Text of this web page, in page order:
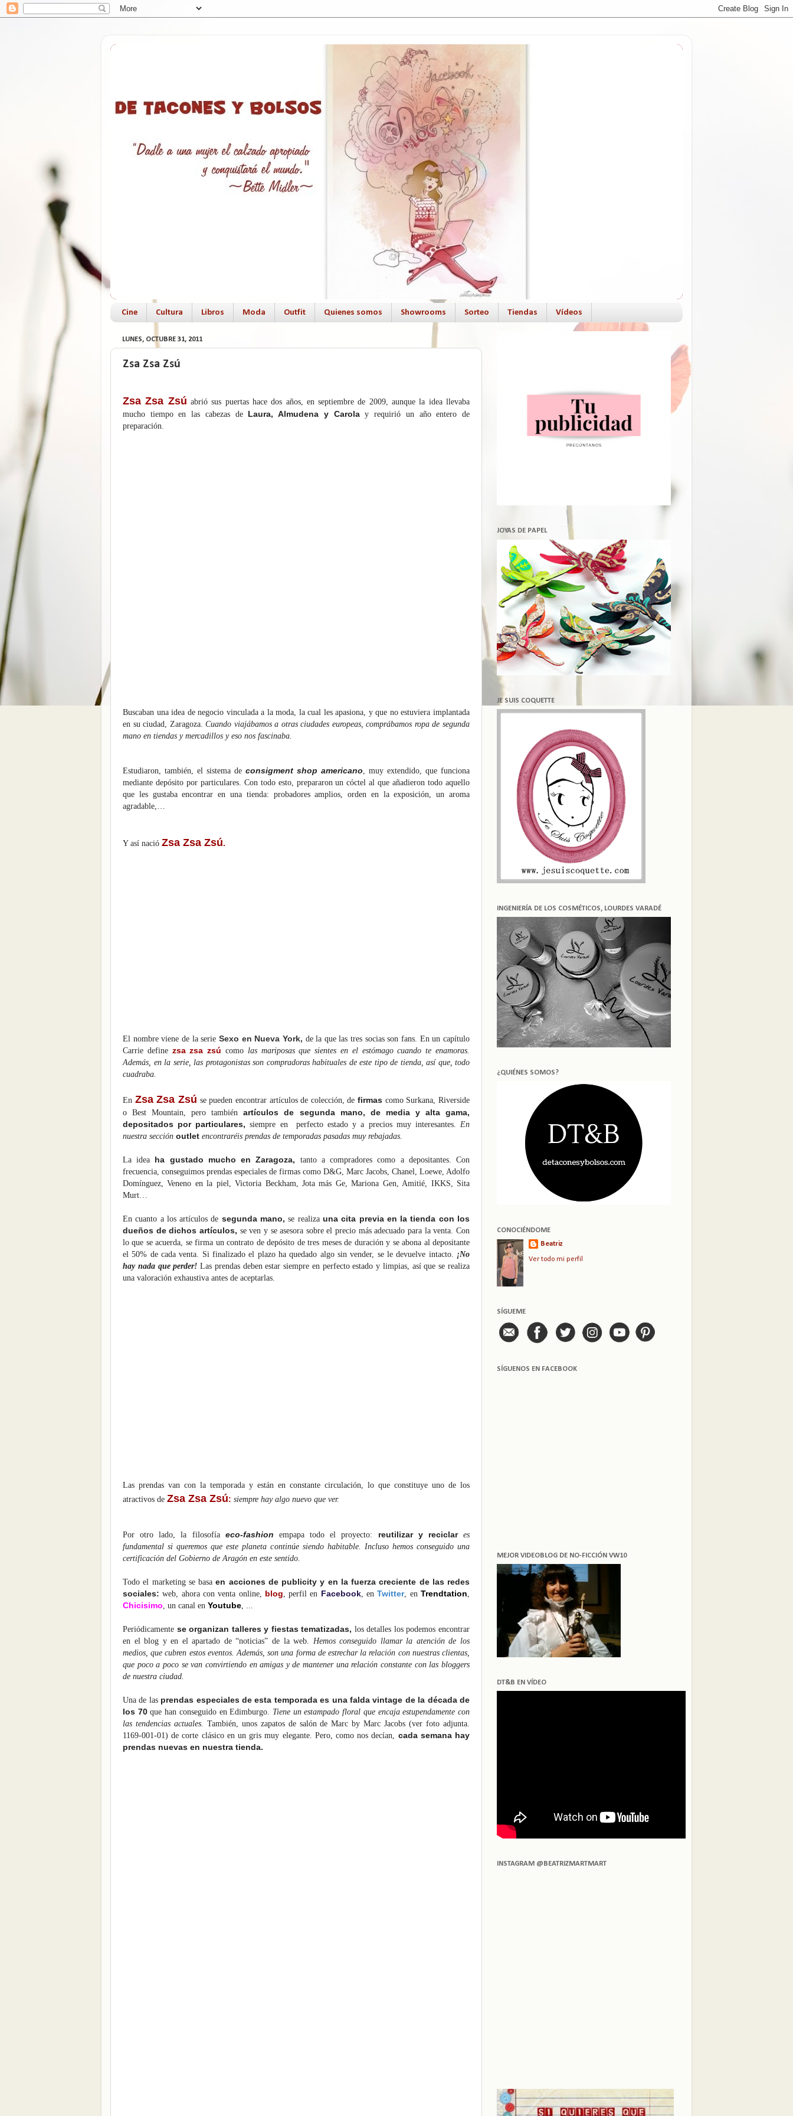
Cine Cultura Libros Moda Outfit Quienes somos Showrooms Sorteo Tiendas Vídeos
LUNES, OCTUBRE 31, 2011
Zsa Zsa Zsú
Zsa Zsa Zsú abrió sus puertas hace dos años, en septiembre de 2009, aunque la idea llevaba
mucho tiempo en las cabezas de Laura, Almudena y Carolay requirió un año entero de
preparación.
Buscaban una idea de negocio vinculada a la moda, la cual les apasiona, y que no estuviera implantada
en su ciudad, Zaragoza.Cuando viajábamos a otras ciudades europeas, comprábamos ropa de segunda
mano en tiendas y mercadillos y eso nos fascinaba.
Estudiaron, también, el sistema de consigment shop americano , muy extendido, que funciona
mediante depósito por particulares. Con todo esto, prepararon un cóctel al que añadieron todo aquello
que les gustaba encontrar en una tienda: probadores amplios, orden en la exposición, un aroma
agradable,…
Y así nació Zsa Zsa Zsú.
El nombre viene de la serie Sexo en Nueva York, de la que las tres socias son fans. En un capítulo
Carrie define zsa zsa zsú como las mariposas que sientes en el estómago cuando te enamoras.
Además, en la serie, las protagonistas son compradoras habituales de este tipo de tienda, así que, todo
cuadraba.
En Zsa Zsa Zsú se pueden encontrar artículos de colección, defirmas como Surkana, Riverside
o Best Mountain, pero también
artículos de segunda mano, de media y alta gama,
depositados por particulares,siempre en perfecto estado y a precios muy interesantes. En
nuestra sección outlet encontraréis prendas de temporadas pasadas muy rebajadas.
La idea ha gustado mucho en Zaragoza, tanto a compradores como a depositantes. Con
frecuencia, conseguimos prendas especiales de firmas como D&G, Marc Jacobs, Chanel, Loewe, Adolfo
Domínguez, Veneno en la piel, Victoria Beckham, Jota más Ge, Mariona Gen, Amitié, IKKS, Sita
Murt…
En cuanto a los artículos de segunda mano, se realiza una cita previa en la tienda con los
dueños de dichos artículos, se ven y se asesora sobre el precio más adecuado para la venta. Con
lo que se acuerda, se firma un contrato de depósito de tres meses de duración y se abona al depositante
el 50% de cada venta. Si finalizado el plazo ha quedado algo sin vender, se le devuelve intacto. ¡No
hay nada que perder! Las prendas deben estar siempre en perfecto estado y limpias, así que se realiza
una valoración exhaustiva antes de aceptarlas.
Las prendas van con la temporada y están en constante circulación, lo que constituye uno de los
atractivos de Zsa Zsa Zsú: siempre hay algo nuevo que ver.
Por otro lado, la filosofía eco-fashion empapa todo el proyecto: reutilizar y reciclar
es
fundamental si queremos que este planeta continúe siendo habitable. Incluso hemos conseguido una
certificación del Gobierno de Aragón en este sentido.
Todo el marketing se basaen acciones de publicity y en la fuerza creciente de las redes
sociales:web, ahora con venta online, blog , perfil en Facebook, enTwitter, enTrendtation
Chicisimo , un canal en Youtube
Periódicamente se organizan talleres y fiestas tematizadas, los detalles los podemos encontrar
en el blog y en el apartado de “noticias” de la web. Hemos conseguido llamar la atención de los
medios, que cubren estos eventos. Además, son una forma de estrechar la relación con nuestras clientas,
que poco a poco se van convirtiendo en amigas y de mantener una relación constante con las bloggers
de nuestra ciudad.
Una de lasprendas especiales de esta temporada es una falda vintage de la década de
los 70que han conseguido en Edimburgo. Tiene un estampado floral que encaja estupendamente con
las tendencias actuales.
También, unos zapatos de salón de Marc by Marc Jacobs (ver foto adjunta.
1169-001-01) de corte clásico en un gris muy elegante. Pero, como nos decían, cada semana hay
prendas nuevas en nuestra tienda.
JOYAS DE PAPEL
JE SUIS COQUETTE
INGENIERÍA DE LOS COSMÉTICOS, LOURDES VARADÉ
¿QUIÉNES SOMOS?
CONOCIÉNDOME
Beatriz
Ver todo mi perfil
SÍGUEME
SÍGUENOS EN FACEBOOK
MEJOR VIDEOBLOG DE NO-FICCIÓN VW10
DT&B EN VÍDEO
INSTAGRAM @BEATRIZMARTMART